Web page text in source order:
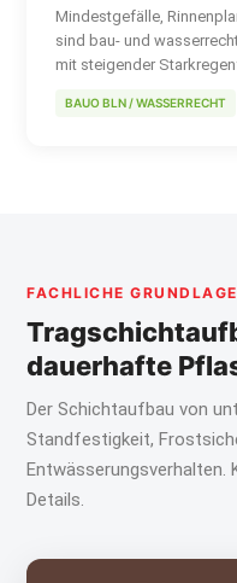
Mindestgefälle,
sind bau- und
mit steigender
BAUO BLN / WASSERRECHT
FACHLICHE GRUNDLAGE
dauerhafte
Der Schichtaufbau von
Standfestigkeit,
Entwässerungsverhalten.
Details.